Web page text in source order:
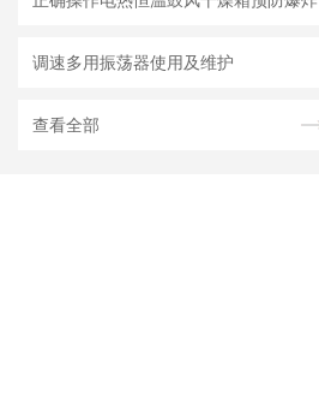
调速多用振荡器使用及维护
查看全部